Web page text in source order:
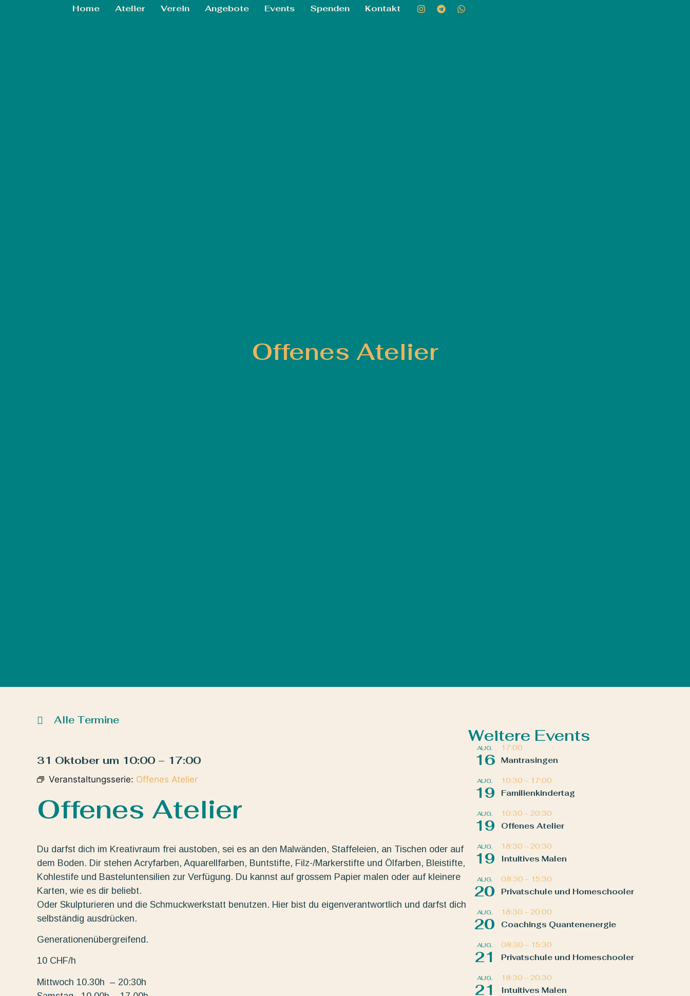
Home Atelier Verein Angebote Events Spenden Kontakt
Offenes Atelier
Alle Termine
31 Oktober um 10:00 – 17:00
Veranstaltungsserie: Offenes Atelier
Offenes Atelier
Du darfst dich im Kreativraum frei austoben, sei es an den Malwänden, Staffeleien, an Tischen oder auf
dem Boden. Dir stehen Acryfarben, Aquarellfarben, Buntstifte, Filz-/Markerstifte und Ölfarben, Bleistifte,
Kohlestife und Basteluntensilien zur Verfügung. Du kannst auf grossem Papier malen oder auf kleinere
Karten, wie es dir beliebt.
Oder Skulpturieren und die Schmuckwerkstatt benutzen. Hier bist du eigenverantwortlich und darfst dich
selbständig ausdrücken.
Generationenübergreifend.
10 CHF/h
Mittwoch 10.30h – 20:30h
Weitere Events
AUG.
16
17:00
Mantrasingen
AUG.
19
10:30 – 17:00
Familienkindertag
AUG.
19
10:30 – 20:30
Offenes Atelier
AUG.
19
18:30 – 20:30
Intuitives Malen
AUG.
20
08:30 – 15:30
Privatschule und Homeschooler
AUG.
20
18:30 – 20:00
Coachings Quantenenergie
AUG.
21
08:30 – 15:30
Privatschule und Homeschooler
AUG.
21
18:30 – 20:30
Intuitives Malen